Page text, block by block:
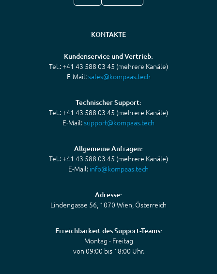
KONTAKTE
Kundenservice und Vertrieb:
Tel.: +41 43 588 03 45 (mehrere Kanäle)
E-Mail:sales@kompaas.tech
Technischer Support:
Tel.: +41 43 588 03 45 (mehrere Kanäle)
E-Mail:support@kompaas.tech
Allgemeine Anfragen:
Tel.: +41 43 588 03 45 (mehrere Kanäle)
E-Mail: info@kompaas.tech
Adresse:
Lindengasse 56, 1070 Wien, Österreich
Erreichbarkeit des Support-Teams:
Montag - Freitag
von 09:00 bis 18:00 Uhr.